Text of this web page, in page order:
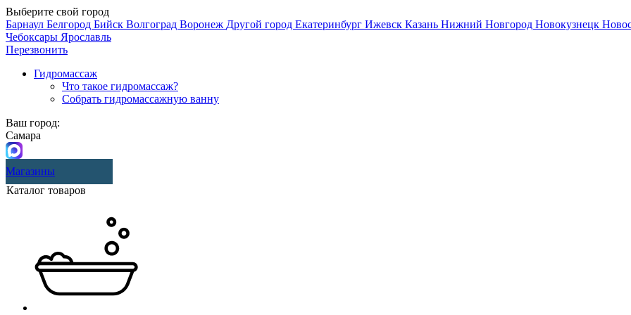
Выберите свой город
Барнаул Белгород Бийск Волгоград Воронеж Другой город Екатеринбург Ижевск Казань Нижний Новгород Новокузнецк
Чебоксары Ярославль
Перезвонить
Гидромассаж
Что такое гидромассаж?
Собрать гидромассажную ванну
Ваш город:
Самара
Магазины
Каталог товаров